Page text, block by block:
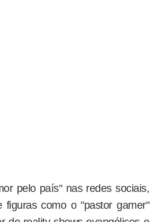
pelo país" nas redes sociais,
figuras como o "pastor gamer"